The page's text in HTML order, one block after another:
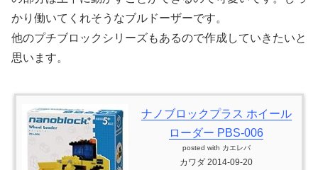
かり働いてくれそうなブルドーザーです。
他のプチブロックシリーズもあるので作成していきたいと
思います。
ナノブロックプラス ホイール
ローダー PBS-006
posted with カエレバ
カワダ 2014-09-20